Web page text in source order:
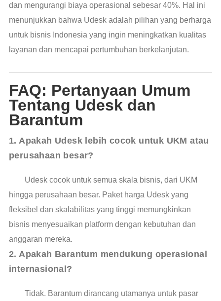
dan mengurangi biaya operasional sebesar 40%. Hal ini
menunjukkan bahwa Udesk adalah pilihan yang berharga
untuk bisnis Indonesia yang ingin meningkatkan kualitas
layanan dan mencapai pertumbuhan berkelanjutan.
FAQ: Pertanyaan Umum
Tentang Udesk dan
Barantum
1. Apakah Udesk lebih cocok untuk UKM atau
perusahaan besar?
Udesk cocok untuk semua skala bisnis, dari UKM
hingga perusahaan besar. Paket harga Udesk yang
fleksibel dan skalabilitas yang tinggi memungkinkan
bisnis menyesuaikan platform dengan kebutuhan dan
anggaran mereka.
2. Apakah Barantum mendukung operasional
internasional?
Tidak. Barantum dirancang utamanya untuk pasar